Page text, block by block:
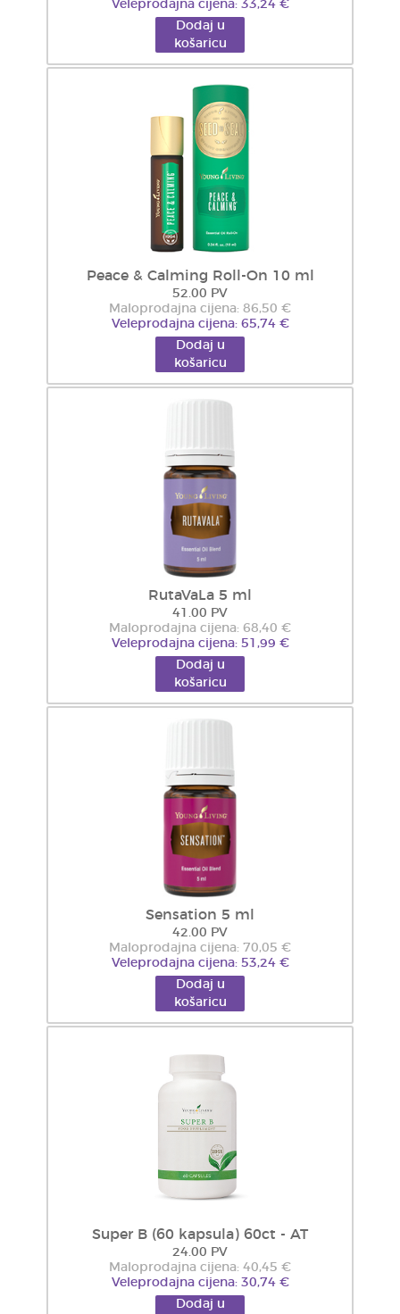
Veleprodajna cijena: 33,24 €
Dodaj u
košaricu
Peace & Calming Roll-On 10 ml
52.00 PV
Maloprodajna cijena: 86,50 €
Veleprodajna cijena: 65,74 €
Dodaj u
košaricu
RutaVaLa 5 ml
41.00 PV
Maloprodajna cijena: 68,40 €
Veleprodajna cijena: 51,99 €
Dodaj u
košaricu
Sensation 5 ml
42.00 PV
Maloprodajna cijena: 70,05 €
Veleprodajna cijena: 53,24 €
Dodaj u
košaricu
Super B (60 kapsula) 60ct - AT
24.00 PV
Maloprodajna cijena: 40,45 €
Veleprodajna cijena: 30,74 €
Dodaj u